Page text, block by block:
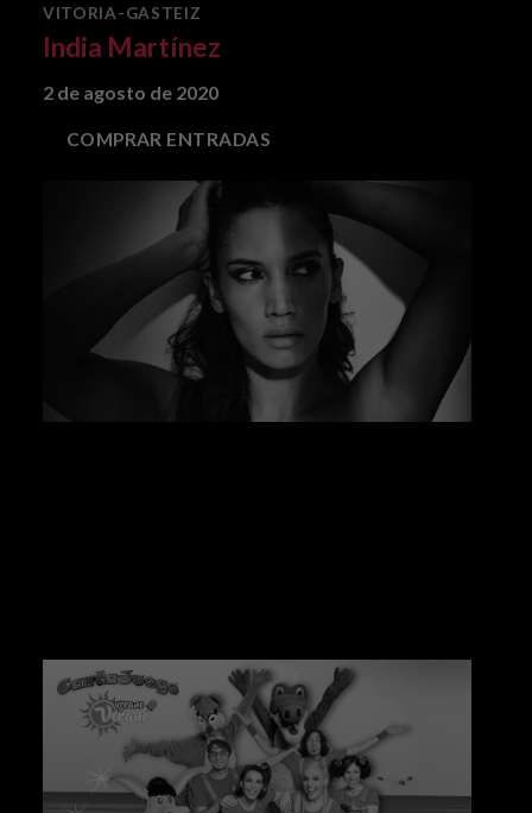
VITORIA-GASTEIZ
India Martínez
2 de agosto de 2020
COMPRAR ENTRADAS